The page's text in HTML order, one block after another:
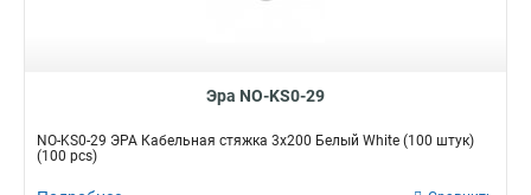
Эра NO-KS0-29
NO-KS0-29 ЭРА Кабельная стяжка 3x200 Белый White (100 штук)
(100 pcs)